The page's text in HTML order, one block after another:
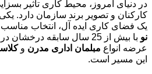
در دنیای امروز، محیط کاری تأثیر
کارکنان و تصویر برند سازمان دارد.
یک فضای کاری ایده آل، انتخاب مناسب
نو
با بیش از 25 سال سابقه
عرضه انواع مبلمان اداری مدرن و
این مسیر است.